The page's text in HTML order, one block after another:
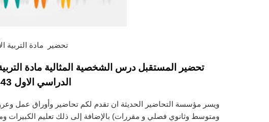
تحضير مادة التربية
تحضير المستقبل درس الشخصية المثالية مادة
الدراسي الاول 1443 هـ
ويسر مؤسسة التحاضير الحديثة ان تقدم لكم تحاضير وأوراق عمل
ومتوسط وثانوي فصلي و مقررات) بالإضافة إلى ذلك تعليم الكبيرات